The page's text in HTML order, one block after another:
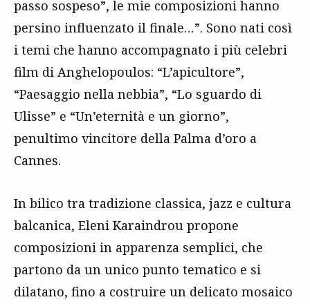
passo sospeso”, le mie composizioni hanno
persino influenzato il finale…”. Sono nati così
i temi che hanno accompagnato i più celebri
film di Anghelopoulos: “L’apicultore”,
“Paesaggio nella nebbia”, “Lo sguardo di
Ulisse” e “Un’eternità e un giorno”,
penultimo vincitore della Palma d’oro a
Cannes.
In bilico tra tradizione classica, jazz e cultura
balcanica, Eleni Karaindrou propone
composizioni in apparenza semplici, che
partono da un unico punto tematico e si
dilatano, fino a costruire un delicato mosaico